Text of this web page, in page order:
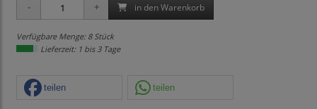
in den Warenkorb
Verfügbare Menge: 8 Stück
Lieferzeit: 1 bis 3 Tage
teilen teilen